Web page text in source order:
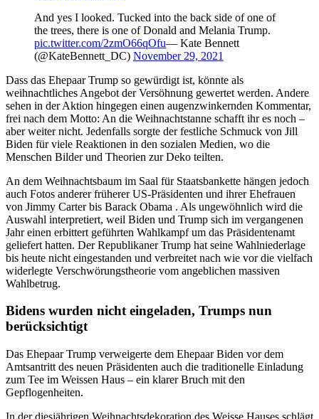
And yes I looked. Tucked into the back side of one of
the trees, there is one of Donald and Melania Trump.
pic.twitter.com/2zmO66qOfu— Kate Bennett
(@KateBennett_DC) November 29, 2021
Dass das Ehepaar Trump so gewürdigt ist, könnte als
weihnachtliches Angebot der Versöhnung gewertet werden. Andere
sehen in der Aktion hingegen einen augenzwinkernden Kommentar,
frei nach dem Motto: An die Weihnachtstanne schafft ihr es noch –
aber weiter nicht. Jedenfalls sorgte der festliche Schmuck von Jill
Biden für viele Reaktionen in den sozialen Medien, wo die
Menschen Bilder und Theorien zur Deko teilten.
An dem Weihnachtsbaum im Saal für Staatsbankette hängen jedoch
auch Fotos anderer früherer US-Präsidenten und ihrer Ehefrauen
von Jimmy Carter bis Barack Obama . Als ungewöhnlich wird die
Auswahl interpretiert, weil Biden und Trump sich im vergangenen
Jahr einen erbittert geführten Wahlkampf um das Präsidentenamt
geliefert hatten. Der Republikaner Trump hat seine Wahlniederlage
bis heute nicht eingestanden und verbreitet nach wie vor die vielfach
widerlegte Verschwörungstheorie vom angeblichen massiven
Wahlbetrug.
Bidens wurden nicht eingeladen, Trumps nun
berücksichtigt
Das Ehepaar Trump verweigerte dem Ehepaar Biden vor dem
Amtsantritt des neuen Präsidenten auch die traditionelle Einladung
zum Tee im Weissen Haus – ein klarer Bruch mit den
Gepflogenheiten.